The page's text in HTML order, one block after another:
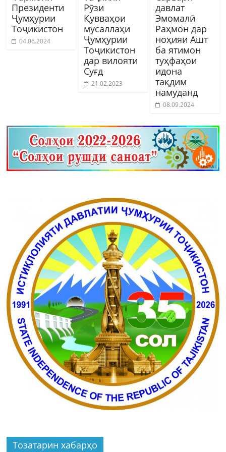
Президенти
Ҷумҳурии
Тоҷикистон
04.06.2024
Рӯзи
Қувваҳои
мусаллаҳи
Ҷумҳурии
Тоҷикистон
дар вилояти
Суғд
21.02.2023
давлат
Эмомалӣ
Раҳмон дар
ноҳияи Ашт
ба ятимон
туҳфаҳои
идона
тақдим
намуданд
08.09.2024
Тозатарин хабарҳо